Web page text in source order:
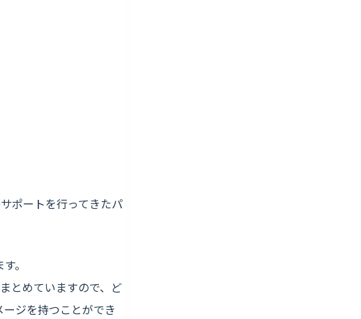
ポートを行ってきたパ
。
とめていますので、ど
ジを持つことができ